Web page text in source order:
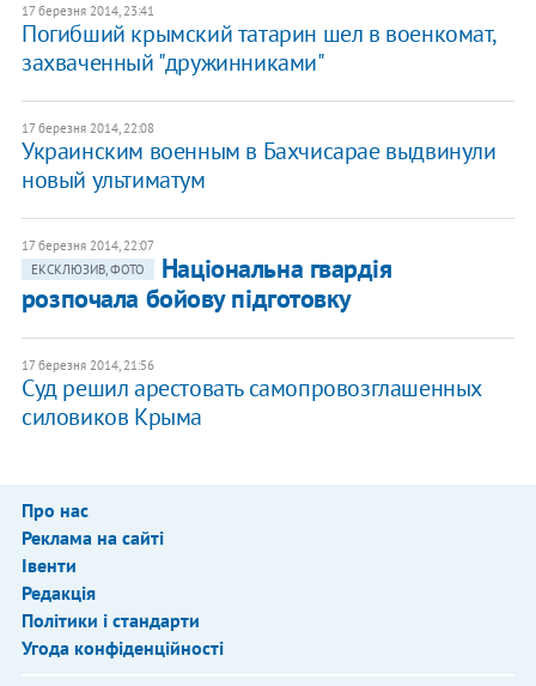
17 березня 2014, 23:41
Погибший крымский татарин шел в военкомат,
захваченный "дружинниками"
17 березня 2014, 22:08
Украинским военным в Бахчисарае выдвинули
новый ультиматум
17 березня 2014, 22:07
ЕКСКЛЮЗИВ, ФОТО
Національна гвардія
розпочала бойову підготовку
17 березня 2014, 21:56
Суд решил арестовать самопровозглашенных
силовиков Крыма
Про нас
Реклама на сайті
Івенти
Редакція
Політики і стандарти
Угода конфіденційності